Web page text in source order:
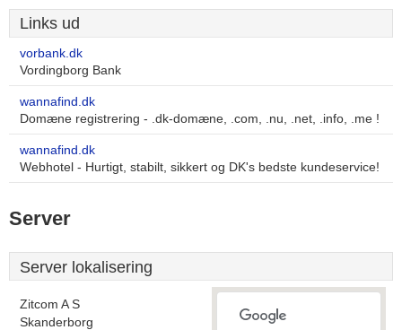
Links ud
vorbank.dk
Vordingborg Bank
wannafind.dk
Domæne registrering - .dk-domæne, .com, .nu, .net, .info, .me !
wannafind.dk
Webhotel - Hurtigt, stabilt, sikkert og DK's bedste kundeservice!
Server
Server lokalisering
Zitcom A S
Skanderborg